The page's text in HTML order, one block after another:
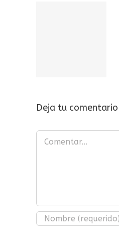
Deja tu comentario
Comentar